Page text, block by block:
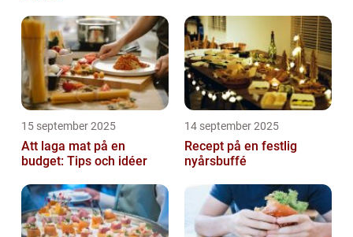
15 september 2025
Att laga mat på en
budget: Tips och idéer
14 september 2025
Recept på en festlig
nyårsbuffé